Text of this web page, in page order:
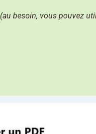
(au besoin, vous pouvez